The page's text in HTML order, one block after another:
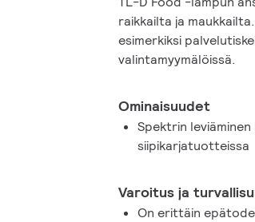
raikkailta ja
esimerkiksi
valintamyymälöissä.
Ominaisuudet
Spektrin
siipikarjatuotteissa
Varoitus ja
On erittäin